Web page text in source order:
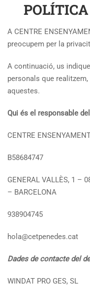
A CENTRE
preocupem per la
A continuació, us
personals que
aquestes.
Qui és el responsable
CENTRE
B58684747
GENERAL VALLÈS, 1 –
– BARCELONA
938904745
hola@cetpenedes.cat
Dades de contacte del
WINDAT PRO GES, SL